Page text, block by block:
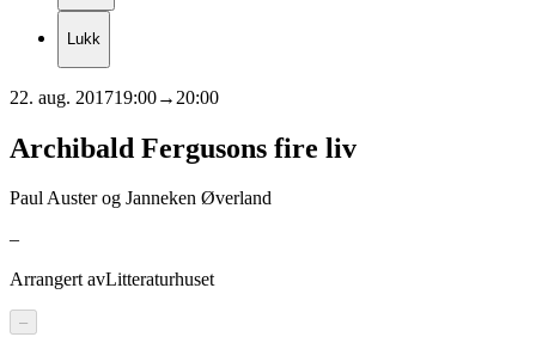
Lukk
22. aug. 201719:00→ 20:00
Archibald Fergusons fire liv
Paul Auster og Janneken Øverland
–
Arrangert avLitteraturhuset
–